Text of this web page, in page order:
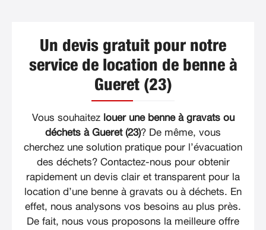
Un devis gratuit pour notre
service de location de benne à
Gueret (23)
Vous souhaitez louer une benne à gravats ou
déchets à Gueret (23)? De même, vous
cherchez une solution pratique pour l’évacuation
des déchets? Contactez-nous pour obtenir
rapidement un devis clair et transparent pour la
location d’une benne à gravats ou à déchets. En
effet, nous analysons vos besoins au plus près.
De fait, nous vous proposons la meilleure offre